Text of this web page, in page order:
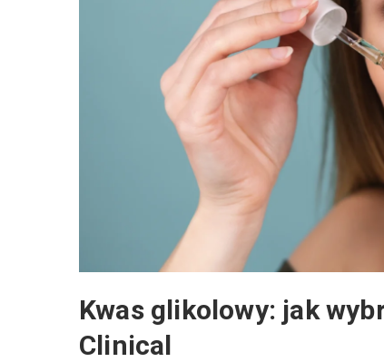
Kwas glikolowy: jak
Clinical